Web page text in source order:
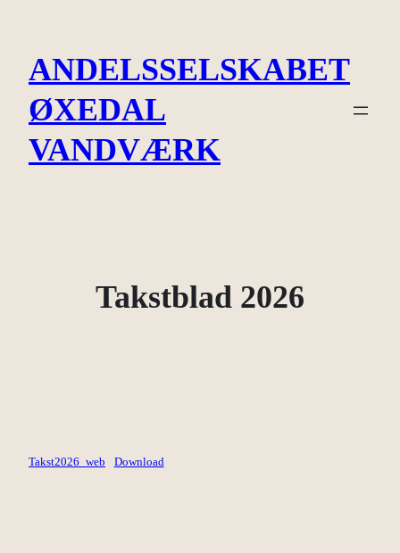
indhold
ANDELSSELSKABET
ØXEDAL
VANDVÆRK
Takstblad 2026
Takst2026_web Download